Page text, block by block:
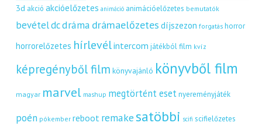
3d akció akcióelőzetes animáció animációelőzetes bemutatók
bevételdcdráma drámaelőzetes díjszezon forgatás horror
horrorelőzetes hírlevélintercom játékból film kvíz
képregényből film könyvajánló könyvből film
magyar marvel mashup megtörtént eset nyereményjáték
poén pókember reboot remakesatöbbi scifi scifielőzetes